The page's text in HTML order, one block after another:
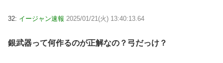
32: イージャン速報 2025/01/21(火) 13:40:13.64
銀武器って何作るのが正解なの？弓だっけ？